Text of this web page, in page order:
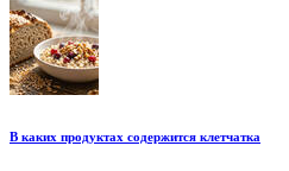
В каких продуктах содержится клетчатка